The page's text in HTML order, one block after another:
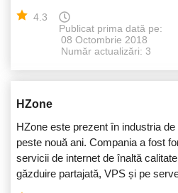
4.3
Publicat prima dată pe:
08 Octombrie 2018
Număr actualizări: 3
HZone
HZone este prezent în industria
peste nouă ani. Compania a fost
servicii de internet de înaltă
găzduire partajată, VPS și pe